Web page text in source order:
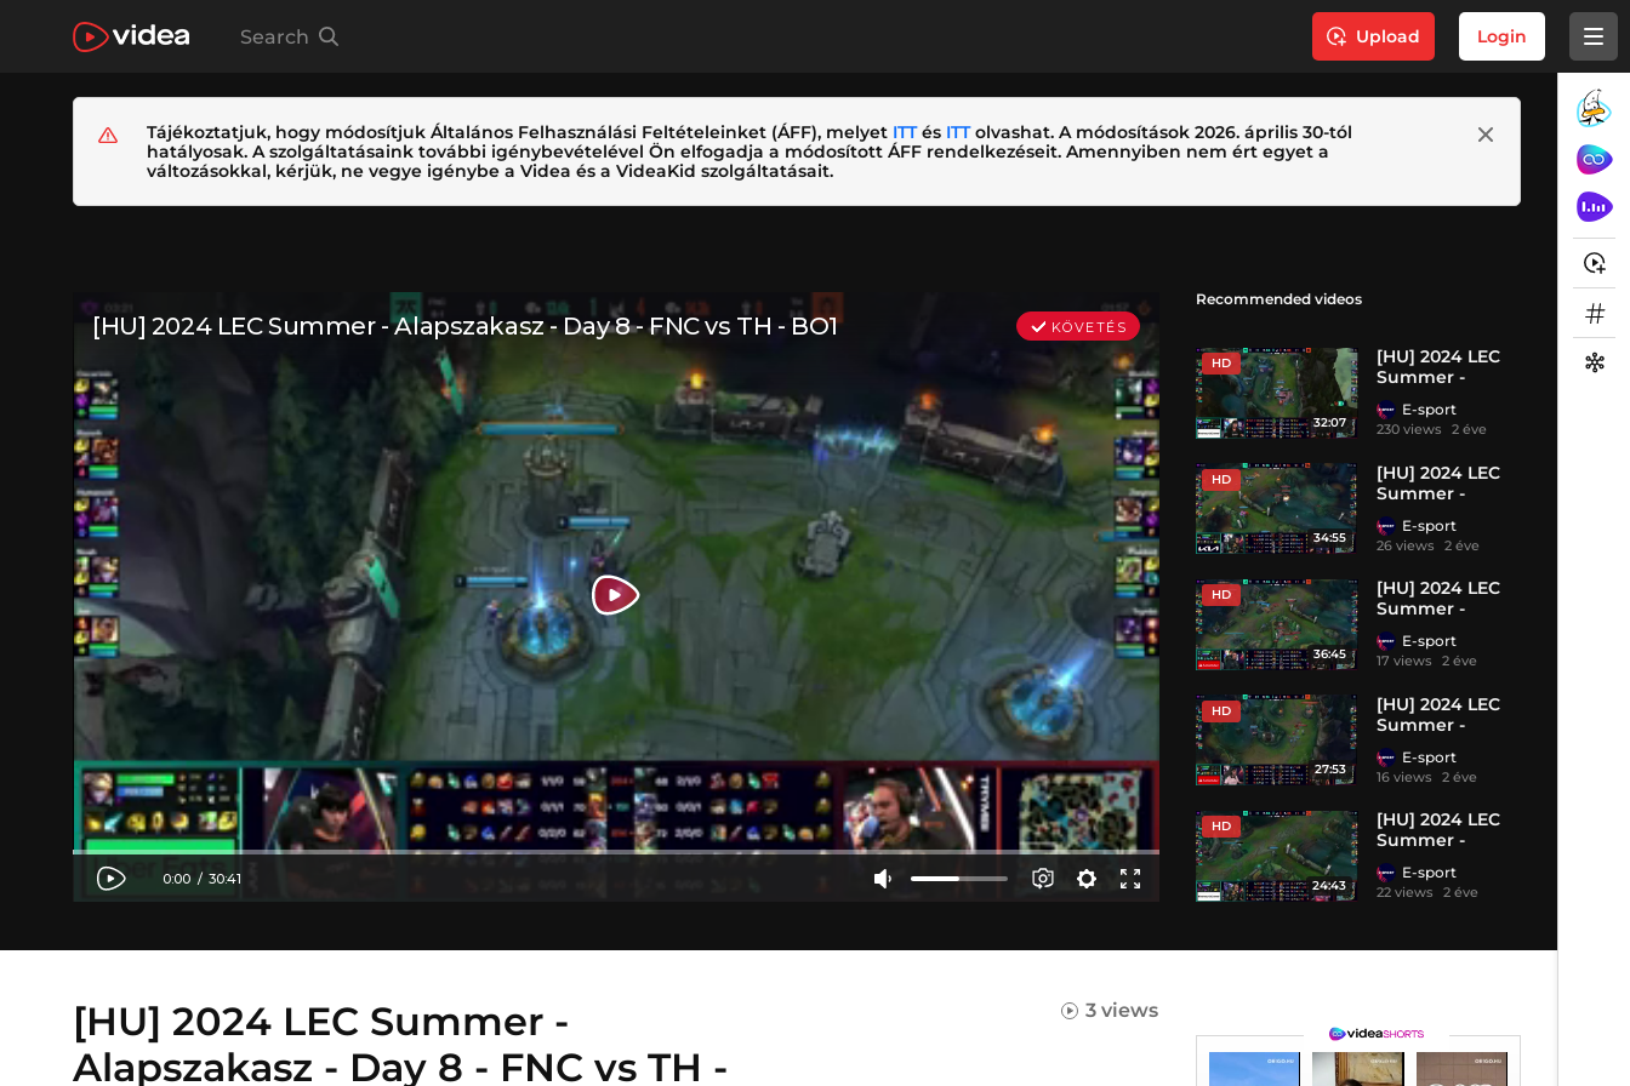
Search Upload Login
Tájékoztatjuk, hogy módosítjuk Általános Felhasználási Feltételeinket (ÁFF), melyet ITTés ITTolvashat. A módosítások 2026. április 30-tól
hatályosak. A szolgáltatásaink további igénybevételével Ön elfogadja a módosított ÁFF rendelkezéseit. Amennyiben nem ért egyet a
változásokkal, kérjük, ne vegye igénybe a Videa és a VideaKid szolgáltatásait.
Recommended videos
HD
32:07
[HU] 2024 LEC
Summer -
Alapszakasz -
Day 7 - FNC vs
G2 - BO1
E-sport
230 views 2 éve
HD
34:55
[HU] 2024 LEC
Summer -
Alapszakasz -
Day 4 - TH vs KC
- BO1
E-sport
26 views 2 éve
HD
36:45
[HU] 2024 LEC
Summer -
Alapszakasz -
Day 7 - RGE vs
TH - BO1
E-sport
17 views 2 éve
HD
27:53
[HU] 2024 LEC
Summer -
Alapszakasz -
Day 2 - BDS vs
TH - BO1
E-sport
16 views 2 éve
HD
24:43
[HU] 2024 LEC
Summer -
Alapszakasz -
Day 6 - TH vs SK
- BO1
E-sport
22 views 2 éve
[HU] 2024 LEC Summer -
Alapszakasz - Day 8 - FNC vs TH -
3 views